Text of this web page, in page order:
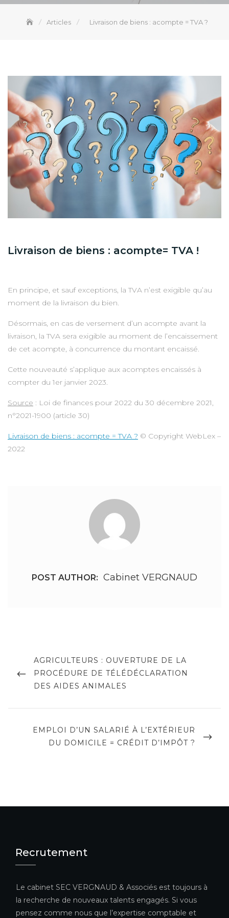
Articles Livraison de biens : acompte = TVA ?
Livraison de biens : acompte= TVA !
En principe, et sauf exceptions, la TVA n’est exigible qu’au
moment de la livraison du bien.
Désormais, en cas de versement d’un acompte avant la
livraison, la TVA sera exigible au moment de l’encaissement
de cet acompte, à concurrence du montant encaissé.
Cette nouveauté s’applique aux acomptes encaissés à
compter du 1er janvier 2023.
Source : Loi de finances pour 2022 du 30 décembre 2021,
n°2021-1900 (article 30)
Livraison de biens : acompte = TVA ? © Copyright WebLex –
2022
POST AUTHOR: Cabinet VERGNAUD
l’article
PREVIOUS
POST
AGRICULTEURS : OUVERTURE DE LA
PROCÉDURE DE TÉLÉDÉCLARATION
DES AIDES ANIMALES
NEXT
POST
EMPLOI D’UN SALARIÉ À L’EXTÉRIEUR
DU DOMICILE = CRÉDIT D’IMPÔT ?
Recrutement
Le cabinet SEC VERGNAUD & Associés est toujours à
la recherche de nouveaux talents engagés. Si vous
pensez comme nous que l’expertise comptable et